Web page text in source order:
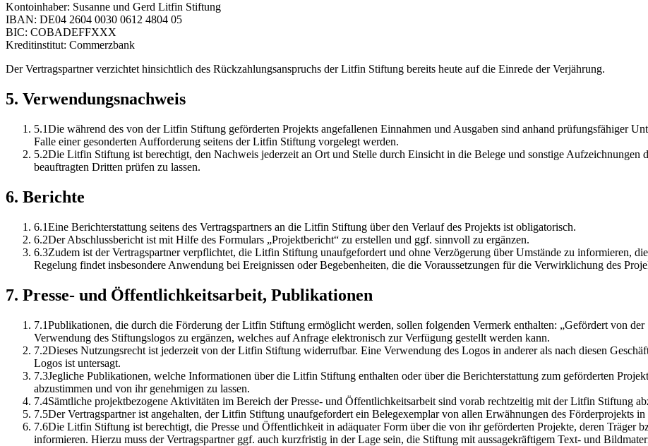
Kontoinhaber: Susanne und Gerd Litfin Stiftung
IBAN: DE04 2604 0030 0612 4804 05
BIC: COBADEFFXXX
Kreditinstitut: Commerzbank
Der Vertragspartner verzichtet hinsichtlich des Rückzahlungsanspruchs der Litfin Stiftung bereits heute auf die Einrede der Verjährung.
5. Verwendungsnachweis
5.1Die während des von der Litfin Stiftung geförderten Projekts angefallenen Einnahmen und Ausgaben sind anhand prüfungsfähiger
Falle einer gesonderten Aufforderung seitens der Litfin Stiftung vorgelegt werden.
5.2Die Litfin Stiftung ist berechtigt, den Nachweis jederzeit an Ort und Stelle durch Einsicht in die Belege und sonstige Aufzeichnungen
beauftragten Dritten prüfen zu lassen.
6. Berichte
6.1Eine Berichterstattung seitens des Vertragspartners an die Litfin Stiftung über den Verlauf des Projekts ist obligatorisch.
6.2Der Abschlussbericht ist mit Hilfe des Formulars „Projektbericht“ zu erstellen und ggf. sinnvoll zu ergänzen.
6.3Zudem ist der Vertragspartner verpflichtet, die Litfin Stiftung unaufgefordert und ohne Verzögerung über Umstände zu informieren,
Regelung findet insbesondere Anwendung bei Ereignissen oder Begebenheiten, die die Voraussetzungen für die Verwirklichung des
7. Presse- und Öffentlichkeitsarbeit, Publikationen
7.1Publikationen, die durch die Förderung der Litfin Stiftung ermöglicht werden, sollen folgenden Vermerk enthalten: „Gefördert von
Verwendung des Stiftungslogos zu ergänzen, welches auf Anfrage elektronisch zur Verfügung gestellt werden kann.
7.2Dieses Nutzungsrecht ist jederzeit von der Litfin Stiftung widerrufbar. Eine Verwendung des Logos in anderer als nach diesen
Logos ist untersagt.
7.3Jegliche Publikationen, welche Informationen über die Litfin Stiftung enthalten oder über die Berichterstattung zum geförderten
abzustimmen und von ihr genehmigen zu lassen.
7.4Sämtliche projektbezogene Aktivitäten im Bereich der Presse- und Öffentlichkeitsarbeit sind vorab rechtzeitig mit der Litfin Stiftung
7.5Der Vertragspartner ist angehalten, der Litfin Stiftung unaufgefordert ein Belegexemplar von allen Erwähnungen des Förderprojekts in
7.6Die Litfin Stiftung ist berechtigt, die Presse und Öffentlichkeit in adäquater Form über die von ihr geförderten Projekte, deren Träger
informieren. Hierzu muss der Vertragspartner ggf. auch kurzfristig in der Lage sein, die Stiftung mit aussagekräftigem Text- und